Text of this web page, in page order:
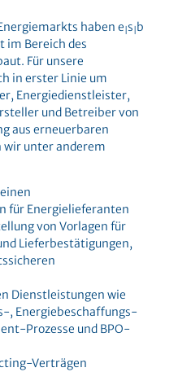
haben e s b
im Bereich des
Für unsere
in erster Linie um
Energiedienstleister,
und Betreiber von
aus erneuerbaren
wir unter anderem
für Energielieferanten
von Vorlagen für
Lieferbestätigungen,
Dienstleistungen wie
, Energiebeschaffungs-
Prozesse und BPO-
Verträgen